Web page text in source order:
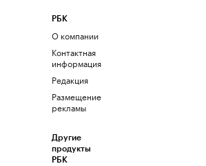
РБК
О компании
Контактная
информация
Редакция
Размещение
рекламы
Другие
продукты
РБК